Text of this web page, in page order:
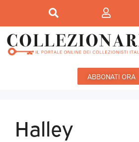
ABBONATI ORA
Halley